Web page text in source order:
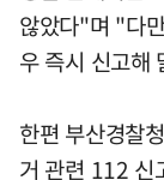
않았다"며 "다
우 즉시 신고해
한편 부산경찰
거 관련 112 신